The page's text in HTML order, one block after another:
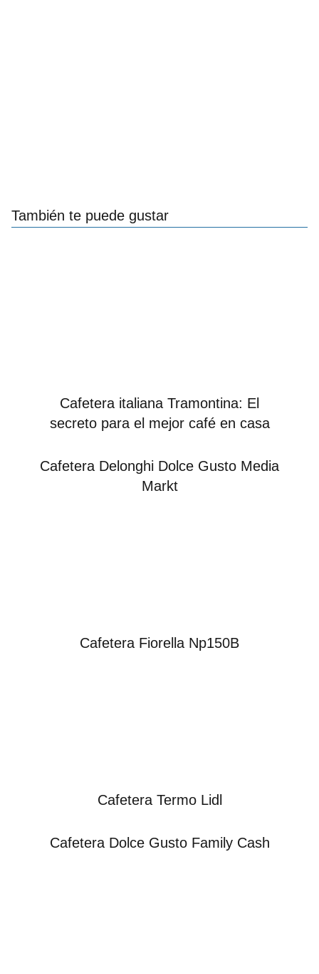
También te puede gustar
Cafetera italiana Tramontina: El
secreto para el mejor café en casa
Cafetera Delonghi Dolce Gusto Media
Markt
Cafetera Fiorella Np150B
Cafetera Termo Lidl
Cafetera Dolce Gusto Family Cash